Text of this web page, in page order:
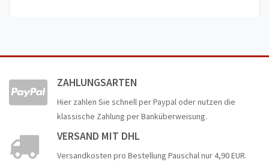
ZAHLUNGSARTEN
Hier zahlen Sie schnell per Paypal oder nutzen die
klassische Zahlung per Banküberweisung.
VERSAND MIT DHL
Versandkosten pro Bestellung Pauschal nur 4,90 EUR.